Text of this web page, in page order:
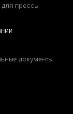
для прессы
документы